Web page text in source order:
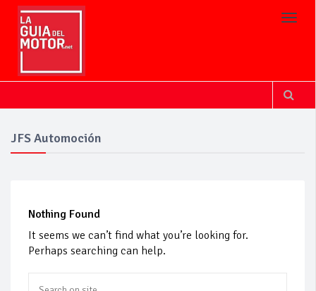
JFS Automoción
Nothing Found
It seems we can’t find what you’re looking for.
Perhaps searching can help.